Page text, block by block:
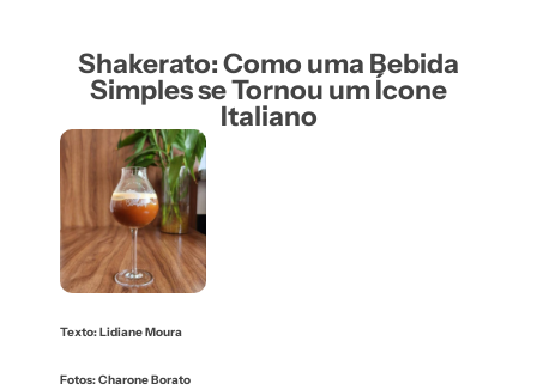
Shakerato: Como uma Bebida
Simples se Tornou um Ícone
Italiano
Texto: Lidiane Moura
Fotos: Charone Borato